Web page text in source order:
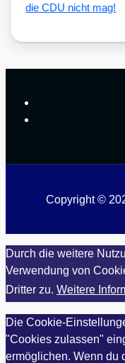
die CDU nicht mag!
Copyright ©
Durch die weitere
Verwendung von
Dritter zu. Weitere
Die Cookie-
"Cookies zulassen"
ermöglichen. Wenn du